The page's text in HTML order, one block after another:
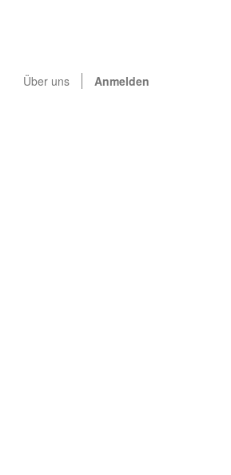
Über uns Anmelden